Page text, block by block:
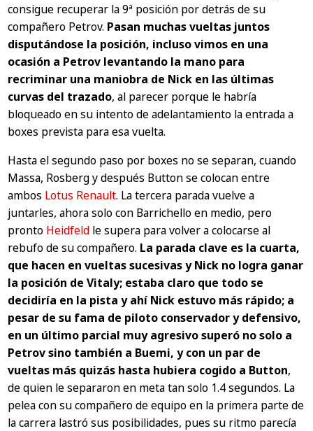
consigue recuperar la 9ª posición por detrás de su
compañero Petrov. Pasan muchas vueltas juntos
disputándose la posición, incluso vimos en una
ocasión a Petrov levantando la mano para
recriminar una maniobra de Nick en las últimas
curvas del trazado, al parecer porque le habría
bloqueado en su intento de adelantamiento la entrada a
boxes prevista para esa vuelta.
Hasta el segundo paso por boxes no se separan, cuando
Massa, Rosberg y después Button se colocan entre
ambos Lotus Renault. La tercera parada vuelve a
juntarles, ahora solo con Barrichello en medio, pero
pronto Heidfeld le supera para volver a colocarse al
rebufo de su compañero. La parada clave es la cuarta,
que hacen en vueltas sucesivas y Nick no logra ganar
la posición de Vitaly; estaba claro que todo se
decidiría en la pista y ahí Nick estuvo más rápido; a
pesar de su fama de piloto conservador y defensivo,
en un último parcial muy agresivo superó no solo a
Petrov sino también a Buemi, y con un par de
vueltas más quizás hasta hubiera cogido a Button,
de quien le separaron en meta tan solo 1.4 segundos. La
pelea con su compañero de equipo en la primera parte de
la carrera lastró sus posibilidades, pues su ritmo parecía